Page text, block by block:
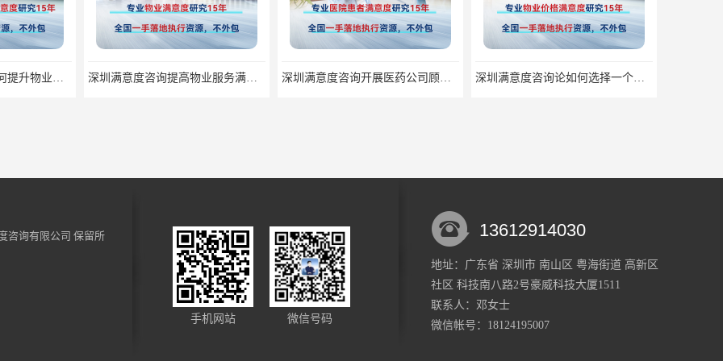
深圳满意度咨询谈如何提升物业满意度 深圳满意度咨询提高物业服务满意度调查方案 深圳满意度咨询开展医药公司顾客满意度调查 深圳满意度咨询论如何选择一个好的物业满意度公司
深圳满意度咨询开展窗口服务满意度调查指标设计 深圳满意度咨询开展群众安全感满意度调查指标设计
咨询有限公司 保留所
手机网站 微信号码
13612914030
地址：广东省 深圳市 南山区 粤海街道 高新区
社区 科技南八路2号豪威科技大厦1511
联系人：邓女士
微信帐号：18124195007